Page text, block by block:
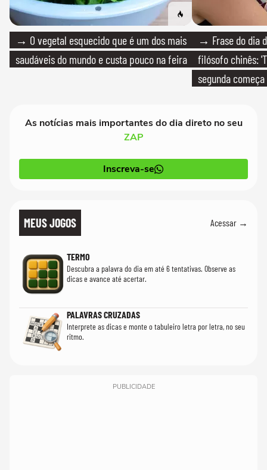
→ O vegetal esquecido que é um dos mais
saudáveis do mundo e custa pouco na feira
→ Frase do dia
filósofo chinês:
segunda
As notícias mais importantes do dia direto no seu
ZAP
Inscreva-se
MEUS JOGOS Acessar →
TERMO
Descubra a palavra do dia em até 6 tentativas. Observe as
dicas e avance até acertar.
PALAVRAS CRUZADAS
Interprete as dicas e monte o tabuleiro letra por letra, no seu
ritmo.
PUBLICIDADE